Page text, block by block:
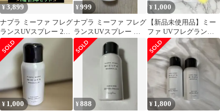
¥3,899
ナプラ ミーファ フレグ
ランスUVスプレー 2種
計5本セット❣️日焼け止
め
¥999
ナプラ ミーファ フレグ
ランスUVスプレー マ
グノリア MIEUFA
¥ 1,000
【新品未使用品】ミー
ファ UVフレグランス
スプレー マグノリア
¥ 1,000 ¥888 ¥ 1,800